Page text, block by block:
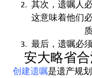
创建遗嘱是遗产规
安大略省
其次，遗嘱人
这意味着他们
最后，遗嘱必